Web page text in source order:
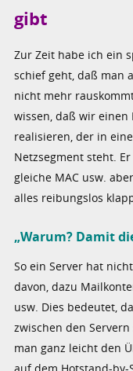
gibt
Zur Zeit habe ich ein
schief geht, daß man
nicht mehr
wissen, daß wir
realisieren, der in
Netzsegment steht.
gleiche MAC usw.
alles reibungslos
„Warum? Damit
So ein Server hat
davon, dazu
usw. Dies bedeutet,
zwischen den
man ganz leicht den